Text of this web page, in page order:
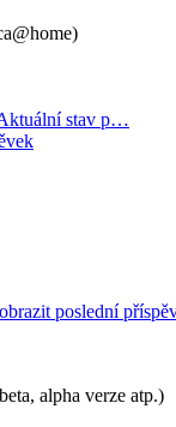
stav p…
poslední
alpha verze atp.)